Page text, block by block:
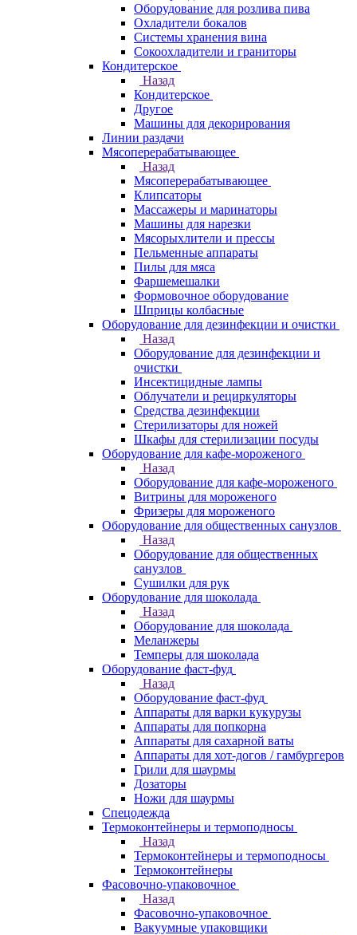
Оборудование для розлива пива
Охладители бокалов
Системы хранения вина
Сокоохладители и граниторы
Кондитерское
Назад
Кондитерское
Другое
Машины для декорирования
Линии раздачи
Мясоперерабатывающее
Назад
Мясоперерабатывающее
Клипсаторы
Массажеры и маринаторы
Машины для нарезки
Мясорыхлители и прессы
Пельменные аппараты
Пилы для мяса
Фаршемешалки
Формовочное оборудование
Шприцы колбасные
Оборудование для дезинфекции и очистки
Назад
Оборудование для дезинфекции и
очистки
Инсектицидные лампы
Облучатели и рециркуляторы
Средства дезинфекции
Стерилизаторы для ножей
Шкафы для стерилизации посуды
Оборудование для кафе-мороженого
Назад
Оборудование для кафе-мороженого
Витрины для мороженого
Фризеры для мороженого
Оборудование для общественных санузлов
Назад
Оборудование для общественных
санузлов
Сушилки для рук
Оборудование для шоколада
Назад
Оборудование для шоколада
Меланжеры
Темперы для шоколада
Оборудование фаст-фуд
Назад
Оборудование фаст-фуд
Аппараты для варки кукурузы
Аппараты для попкорна
Аппараты для сахарной ваты
Аппараты для хот-догов / гамбургеров
Грили для шаурмы
Дозаторы
Ножи для шаурмы
Спецодежда
Термоконтейнеры и термоподносы
Назад
Термоконтейнеры и термоподносы
Термоконтейнеры
Фасовочно-упаковочное
Назад
Фасовочно-упаковочное
Вакуумные упаковщики